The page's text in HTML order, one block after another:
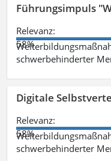
Führungsimpuls
Relevanz:
58%
schwerbehinderter
Digitale
Relevanz:
58%
schwerbehinderter